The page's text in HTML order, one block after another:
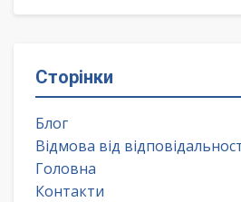
Сторінки
Блог
Відмова від
Головна
Контакти